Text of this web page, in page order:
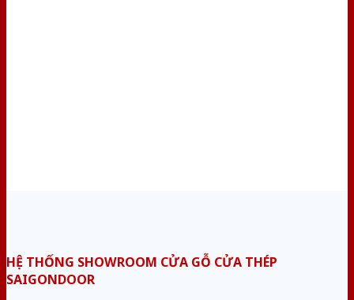
HỆ THỐNG SHOWROOM CỬA GỖ CỬA THÉP
SAIGONDOOR